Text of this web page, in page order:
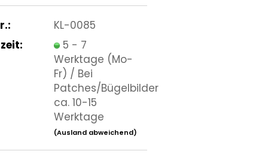
KL-0085
5 - 7
Werktage (Mo-
Fr) / Bei
Patches/Bügelbilder
ca. 10-15
Werktage
(Ausland abweichend)